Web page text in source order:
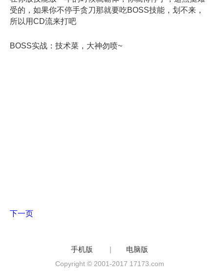
受的，如果你不停手贪刀那就要吃BOSS技能，划不来，
所以用CD流来打吧
BOSS实战：技术菜，大神勿喷~
下一页
手机版 | 电脑版
Copyright © 2001-2017 17173.com